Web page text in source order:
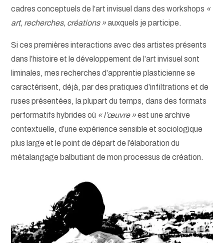
cadres conceptuels de l’art invisuel dans des workshops «
art, recherches, créations »auxquels je participe.
Si ces premières interactions avec des artistes présents
dans l’histoire et le développement de l’art invisuel sont
liminales, mes recherches d’apprentie plasticienne se
caractérisent, déjà, par des pratiques d’infiltrations et de
ruses présentées, la plupart du temps, dans des formats
performatifs hybrides où « l’œuvre »est une archive
contextuelle, d’une expérience sensible et sociologique
plus large et le point de départ de l’élaboration du
métalangage balbutiant de mon processus de création.